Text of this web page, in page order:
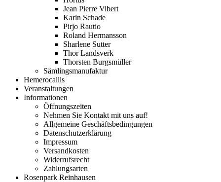
Jean Pierre Vibert
Karin Schade
Pirjo Rautio
Roland Hermansson
Sharlene Sutter
Thor Landsverk
Thorsten Burgsmüller
Sämlingsmanufaktur
Hemerocallis
Veranstaltungen
Informationen
Öffnungszeiten
Nehmen Sie Kontakt mit uns auf!
Allgemeine Geschäftsbedingungen
Datenschutzerklärung
Impressum
Versandkosten
Widerrufsrecht
Zahlungsarten
Rosenpark Reinhausen